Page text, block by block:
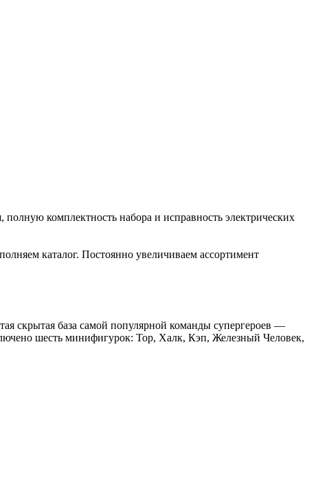
комплектность набора и исправность электрических
каталог. Постоянно увеличиваем ассортимент
скрытая база самой популярной команды супергероев —
шесть минифигурок: Тор, Халк, Кэп, Железный Человек,